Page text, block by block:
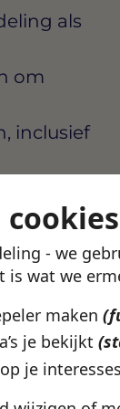
- we
is wat we
maken
je bekijkt
je interesses
als
om
inclusief
in
de
voor jouw
waar
zijn.